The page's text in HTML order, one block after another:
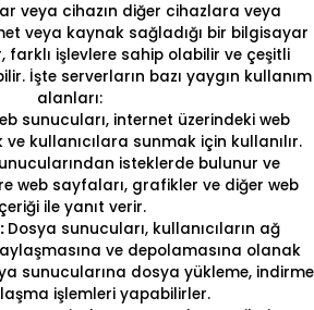
veya cihazın diğer cihazlara veya
veya kaynak sağladığı bir bilgisayar
farklı işlevlere sahip olabilir ve çeşitli
İşte serverların bazı yaygın kullanım
alanları:
sunucuları, internet üzerindeki web
ve kullanıcılara sunmak için kullanılır.
isteklerde bulunur ve
web sayfaları, grafikler ve diğer web
ile yanıt verir.
Dosya sunucuları, kullanıcıların ağ
ve depolamasına olanak
sunucularına dosya yükleme, indirme
işlemleri yapabilirler.